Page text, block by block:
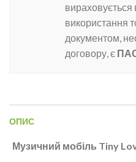
вираховується
використання
документом,
договору, є
ОПИС
Музичний мобіль Tiny